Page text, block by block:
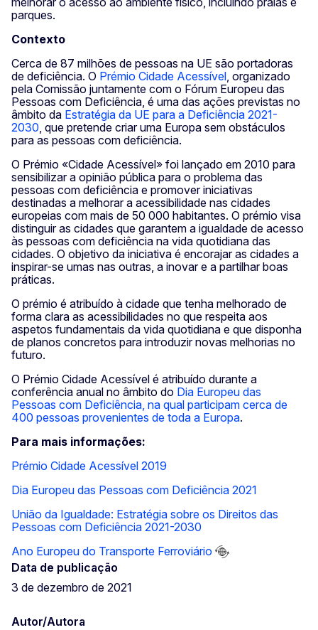
parques.
Contexto
Cerca de 87 milhões de pessoas na UE são portadoras
de deficiência. O Prémio Cidade Acessível , organizado
pela Comissão juntamente com o Fórum Europeu das
Pessoas com Deficiência, é uma das ações previstas no
âmbito da Estratégia da UE para a Deficiência 2021-
2030 , que pretende criar uma Europa sem obstáculos
para as pessoas com deficiência.
O Prémio «Cidade Acessível» foi lançado em 2010 para
sensibilizar a opinião pública para o problema das
pessoas com deficiência e promover iniciativas
destinadas a melhorar a acessibilidade nas cidades
europeias com mais de 50 000 habitantes. O prémio visa
distinguir as cidades que garantem a igualdade de acesso
às pessoas com deficiência na vida quotidiana das
cidades. O objetivo da iniciativa é encorajar as cidades a
inspirar-se umas nas outras, a inovar e a partilhar boas
práticas.
O prémio é atribuído à cidade que tenha melhorado de
forma clara as acessibilidades no que respeita aos
aspetos fundamentais da vida quotidiana e que disponha
de planos concretos para introduzir novas melhorias no
futuro.
O Prémio Cidade Acessível é atribuído durante a
conferência anual no âmbito do Dia Europeu das
Pessoas com Deficiência, na qual participam cerca de
400 pessoas provenientes de toda a Europa.
Para mais informações:
Prémio Cidade Acessível 2019
Dia Europeu das Pessoas com Deficiência 2021
União da Igualdade: Estratégia sobre os Direitos das
Pessoas com Deficiência 2021-2030
Ano Europeu do Transporte Ferroviário
Data de publicação
3 de dezembro de 2021
Autor/Autora